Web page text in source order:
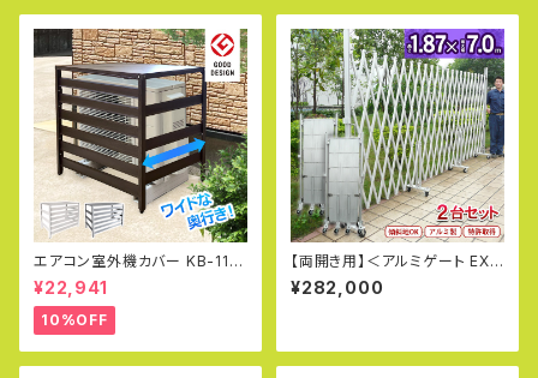
エアコン室外機カバー KB-114
グッドデザイン賞受賞 アルミ 木
目調 室外機 日よけ 直射日光 D
IY エコキュート アルマックス 土
日出荷OK
¥22,941
10%OFF
【両開き用】＜アルミゲート EXG
1870N(J)×2台セット＞特許取
得 フェンス キャスターゲート 住
間指定不可】【送料無料】 (社)仮
設工業会月刊誌に掲載
¥282,000